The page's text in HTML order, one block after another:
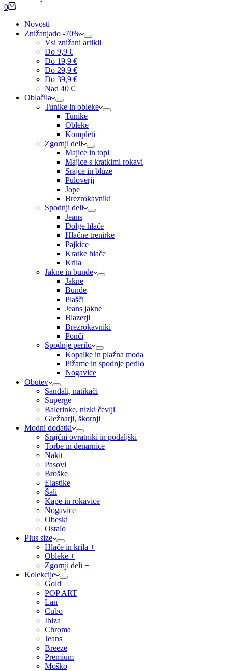
Shopping
0
Novosti
Znižanjado -70%
Vsi znižani artikli
Do 9,9 €
Do 19,9 €
Do 29,9 €
Do 39,9 €
Nad 40 €
Oblačila
Tunike in obleke
Tunike
Obleke
Kompleti
Zgornji deli
Majice in topi
Majice s kratkimi rokavi
Srajce in bluze
Puloverji
Jope
Brezrokavniki
Spodnji deli
Jeans
Dolge hlače
Hlačne trenirke
Pajkice
Kratke hlače
Krila
Jakne in bunde
Jakne
Bunde
Plašči
Jeans jakne
Blazerji
Brezrokavniki
Ponči
Spodnje perilo
Kopalke in plažna moda
Pižame in spodnje perilo
Nogavice
Obutev
Sandali, natikači
Superge
Balerinke, nizki čevlji
Gležnarji, škornji
Modni dodatki
Srajčni ovratniki in podaljški
Torbe in denarnice
Nakit
Pasovi
Broške
Elastike
Šali
Kape in rokavice
Nogavice
Obeski
Ostalo
Plus size
Hlače in krila +
Obleke +
Zgornji deli +
Kolekcije
Gold
POP ART
Lan
Cubo
Ibiza
Chroma
Jeans
Breeze
Premium
Moško